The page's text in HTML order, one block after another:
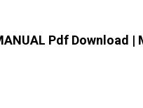
Pdf Download |